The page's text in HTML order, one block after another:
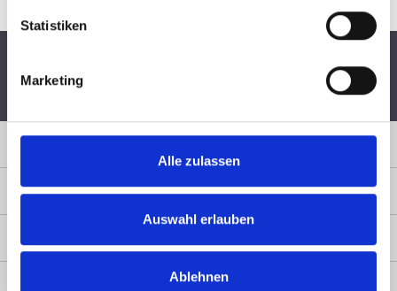
Statistiken
Marketing
Alle zulassen
Auswahl erlauben
Ablehnen
Schnelle Lieferung per
Persönliche
Sicher Einkaufen
Zahlungsart
Service & Rechtliches